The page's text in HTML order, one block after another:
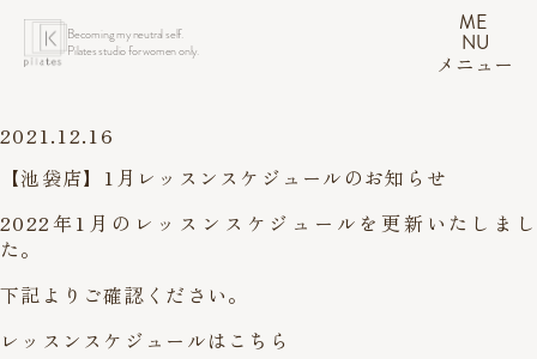
Becoming my neutral self.
Pilates studio for women only.
ME
NU
メニュー
2021.12.16
【池袋店】1月レッスンスケジュールのお知らせ
2022年1月のレッスンスケジュールを更新いたしまし
た。
下記よりご確認ください。
レッスンスケジュールはこちら